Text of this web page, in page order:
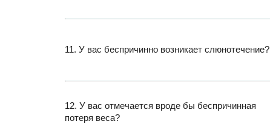
11. У вас беспричинно возникает слюнотечение?
12. У вас отмечается вроде бы беспричинная
потеря веса?